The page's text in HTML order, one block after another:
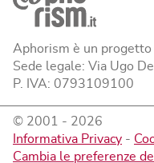
Aphorism è un
Sede legale: Via Ugo
P. IVA: 0793109100
© 2001 - 2026
Informativa Privacy -
Cambia le preferenze